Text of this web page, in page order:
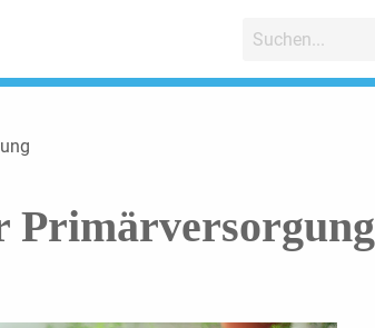
Primärversorgung